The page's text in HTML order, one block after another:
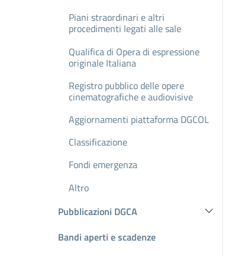
Piani straordinari e altri
procedimenti legati alle sale
Qualifica di Opera di espressione
originale Italiana
Registro pubblico delle opere
cinematografiche e audiovisive
Aggiornamenti piattaforma DGCOL
Classificazione
Fondi emergenza
Altro
Pubblicazioni DGCA
Bandi aperti e scadenze